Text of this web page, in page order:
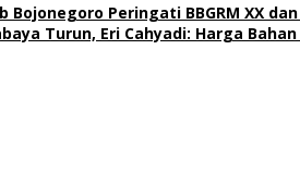
Bojonegoro Peringati BBGRM XX
Turun, Eri Cahyadi: Harga